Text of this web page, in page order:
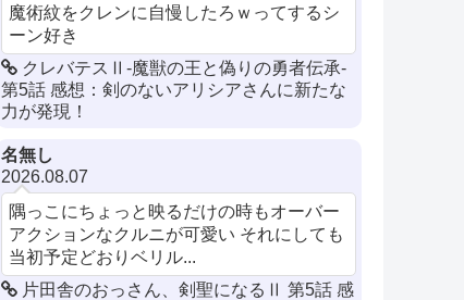
魔術紋をクレンに自慢したろｗってするシ
ーン好き
クレバテスⅡ-魔獣の王と偽りの勇者伝承-
第5話 感想：剣のないアリシアさんに新たな
力が発現！
名無し
2026.08.07
隅っこにちょっと映るだけの時もオーバー
アクションなクルニが可愛い それにしても
当初予定どおりベリル...
片田舎のおっさん、剣聖になるⅡ 第5話 感